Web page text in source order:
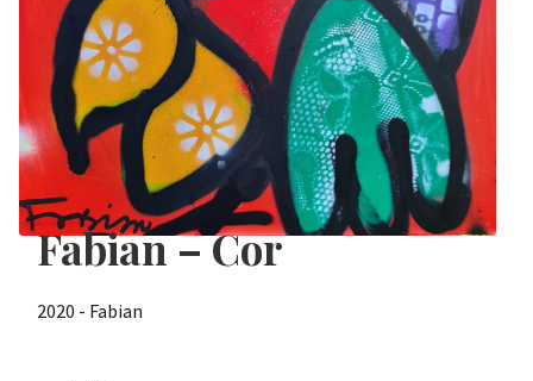
Fabian – Cor
2020 - Fabian